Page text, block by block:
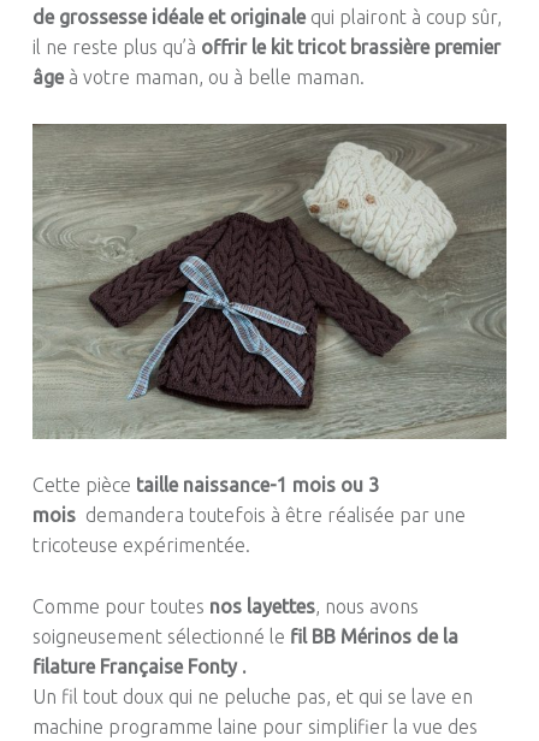
de grossesse idéale et originale qui plairont à coup sûr,
il ne reste plus qu’à offrirle kit tricot brassière premier
âge à votre maman, ou à belle maman.
Cette pièce taille naissance-1 mois ou 3
mois demandera toutefois à être réalisée par une
tricoteuse expérimentée.
Comme pour toutes noslayettes, nous avons
soigneusement sélectionné le fil BBMérinos de la
filature Française Fonty .
Un fil tout doux qui ne peluche pas, et qui se lave en
machine programme laine pour simplifier la vue des